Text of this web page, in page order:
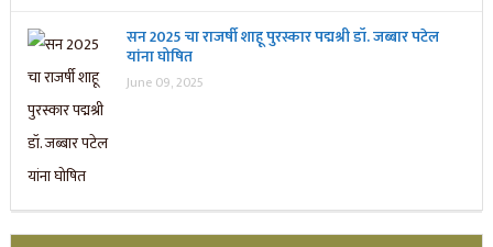
सन 2025 चा राजर्षी शाहू पुरस्कार प‌द्मश्री डॉ. जब्बार पटेल
यांना घोषित
June 09, 2025